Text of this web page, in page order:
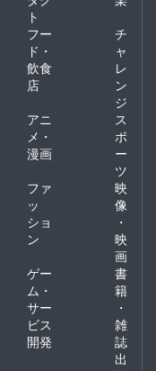
ト
フー
ド・
飲食
店
チ
ャ
レ
ン
ジ
アニ
メ・
漫画
ス
ポ
ー
ツ
ファ
ッ
ショ
ン
映
像
・
映
画
ゲー
ム・
サー
ビス
開発
書
籍
・
雑
誌
出